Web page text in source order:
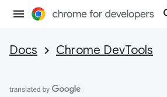
Docs Chrome DevTools